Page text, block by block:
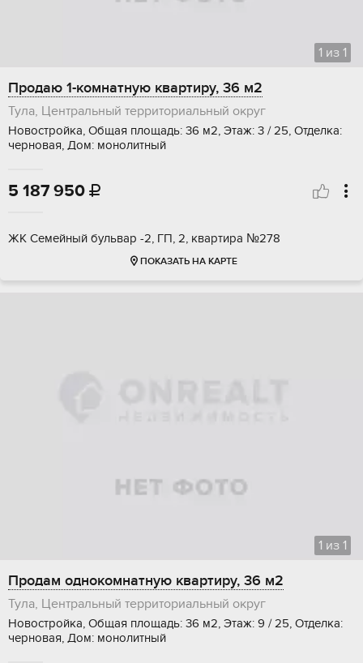
1 из 1
Продаю 1-комнатную квартиру, 36 м2
Тула, Центральный территориальный округ
Новостройка, Общая площадь: 36 м2, Этаж: 3 / 25, Отделка:
черновая, Дом: монолитный
5 187 950 
ЖК Семейный бульвар -2, ГП, 2, квартира №278
ПОКАЗАТЬ НА КАРТЕ
1 из 1
Продам однокомнатную квартиру, 36 м2
Тула, Центральный территориальный округ
Новостройка, Общая площадь: 36 м2, Этаж: 9 / 25, Отделка:
черновая, Дом: монолитный